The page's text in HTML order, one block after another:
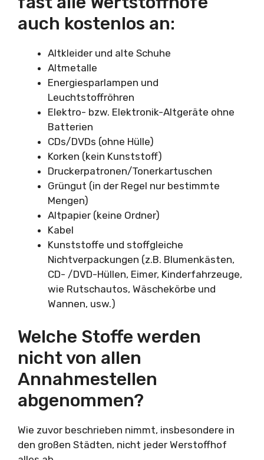
auch kostenlos an:
Altkleider und alte Schuhe
Altmetalle
Energiesparlampen und
Leuchtstoffröhren
Elektro- bzw. Elektronik-Altgeräte ohne
Batterien
CDs/DVDs (ohne Hülle)
Korken (kein Kunststoff)
Druckerpatronen/Tonerkartuschen
Grüngut (in der Regel nur bestimmte
Mengen)
Altpapier (keine Ordner)
Kabel
Kunststoffe und stoffgleiche
Nichtverpackungen (z.B. Blumenkästen,
CD- /DVD-Hüllen, Eimer, Kinderfahrzeuge,
wie Rutschautos, Wäschekörbe und
Wannen, usw.)
Welche Stoffe werden
nicht von allen
Annahmestellen
abgenommen?
Wie zuvor beschrieben nimmt, insbesondere in
den großen Städten, nicht jeder Werstoffhof